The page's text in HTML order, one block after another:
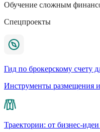
Обучение сложным
Спецпроекты
Гид по брокерскому счету
Инструменты размещения
Траектории: от бизнес-